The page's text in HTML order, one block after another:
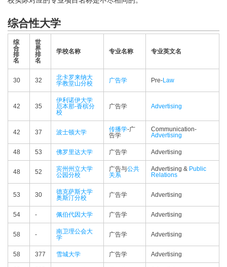
综合性大学
综
合
排
名
世
界
排
名
学校名称 专业名称 专业英文名
30 32
北卡罗来纳大
学教堂山分校
广告学 Pre-Law
42 35
伊利诺伊大学
厄本那-香槟分
校
广告学 Advertising
42 37 波士顿大学 传播学-广
告学
Communication-
Advertising
48 53 佛罗里达大学 广告学 Advertising
48 52
宾州州立大学
公园分校
广告与公共
关系
Advertising & Public
Relations
53 30
德克萨斯大学
奥斯汀分校
广告学 Advertising
54 - 佩伯代因大学 广告学 Advertising
58 -
南卫理公会大
学
广告学 Advertising
58 377 雪城大学 广告学 Advertising